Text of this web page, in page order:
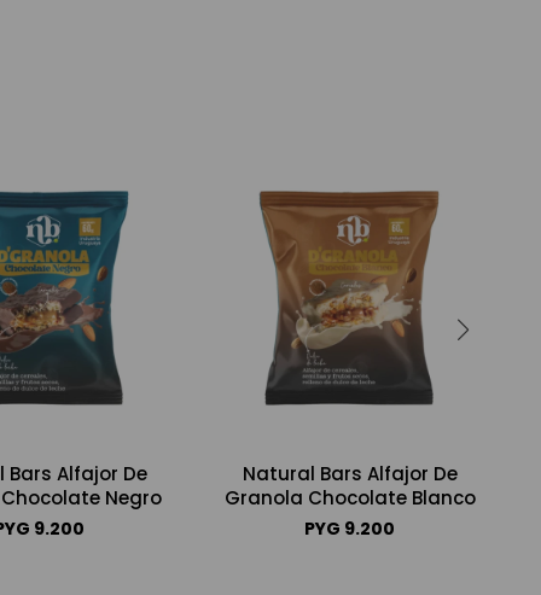
Bars Alfajor De
Negro
9.200
Natural Bars Alfajor De
Granola Chocolate Blanco
PYG 9.200